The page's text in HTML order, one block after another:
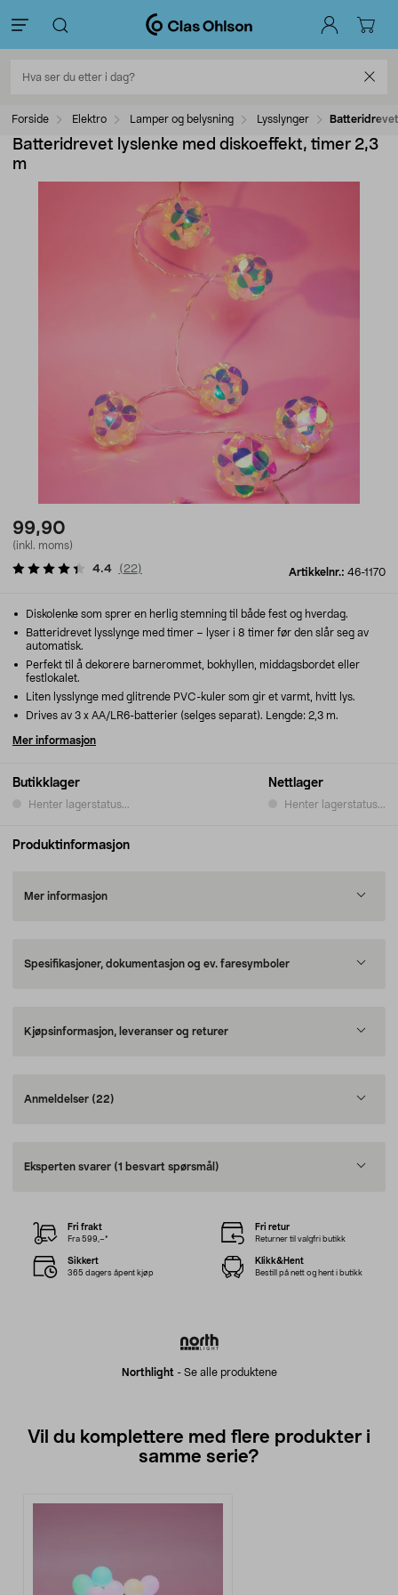
Forside Elektro Lamper og belysning Lysslynger
Batteridrevet lyslenke med diskoeffekt, timer 2,3
m
99,90
(inkl. moms)
Artikkelnr.: 46-1170
4.4 ( 22)
Butikklager
Henter lagerstatus...
Nettlager
Henter lagerstatus...
Diskolenke som sprer en herlig stemning til både fest og hverdag.
Batteridrevet lysslynge med timer – lyser i 8 timer før den slår seg av
automatisk.
Perfekt til å dekorere barnerommet, bokhyllen, middagsbordet eller
festlokalet.
Liten lysslynge med glitrende PVC-kuler som gir et varmt, hvitt lys.
Drives av 3 x AA/LR6-batterier (selges separat). Lengde: 2,3 m.
Mer informasjon
Produktinformasjon
Mer informasjon
Spesifikasjoner, dokumentasjon og ev. faresymboler
Kjøpsinformasjon, leveranser og returer
Anmeldelser (22)
Eksperten svarer (1 besvart spørsmål)
Northlight - Se alle produktene
Fri frakt
Fra 599,–*
Fri retur
Returner til valgfri butikk
Sikkert
365 dagers åpent kjøp
Klikk&Hent
Bestill på nett og hent i butikk
Vil du komplettere med flere produkter i
samme serie?